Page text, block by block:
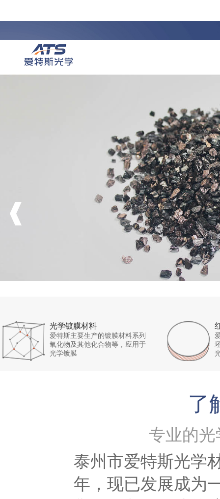
光学镀膜材料
爱特斯主要生产的镀膜材料系列
氧化物及其他化合物等，应用于
光学镀膜
了
专业的
泰州市爱特斯光学
年，现已发展成为